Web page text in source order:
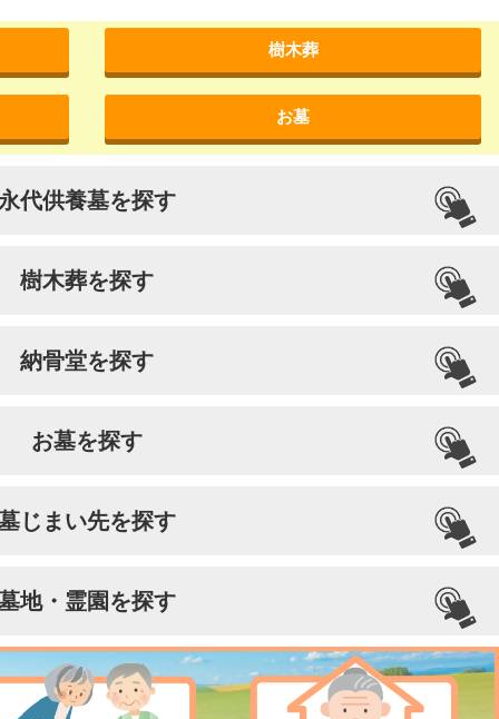
樹木葬
お墓
代供養墓を探す
樹木葬を探す
納骨堂を探す
お墓を探す
じまい先を探す
地・霊園を探す